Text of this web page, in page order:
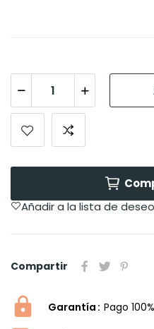
Añadir a la lista de
Compartir
Garantía Pago